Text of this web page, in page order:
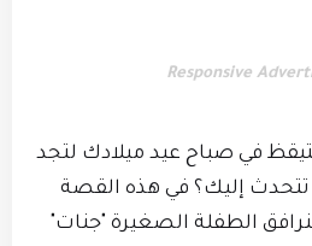
Responsive
في صباح عيد ميلادك لتجد
إليك؟ في هذه القصة
الطفلة الصغيرة "جنات"